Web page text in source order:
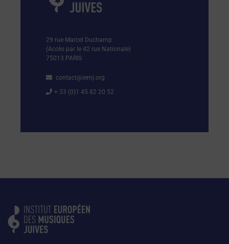
29 rue Marcel Duchamp
(Accès par le 42 rue Nationale)
75013 PARIS
contact@iemj.org
+ 33 (0)1 45 82 20 52